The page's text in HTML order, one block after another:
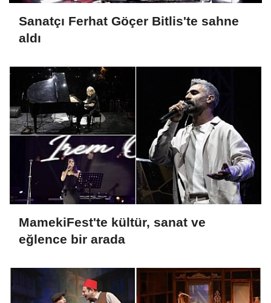
Sanatçı Ferhat Göçer Bitlis'te sahne
aldı
MamekiFest'te kültür, sanat ve
eğlence bir arada